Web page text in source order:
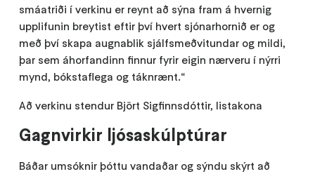
smáatriði í verkinu er reynt að sýna fram á hvernig
upplifunin breytist eftir því hvert sjónarhornið er og
með því skapa augnablik sjálfsmeðvitundar og mildi,
þar sem áhorfandinn finnur fyrir eigin nærveru í nýrri
mynd, bókstaflega og táknrænt.“
Að verkinu stendur Björt Sigfinnsdóttir, listakona
Gagnvirkir ljósaskúlptúrar
Báðar umsóknir þóttu vandaðar og sýndu skýrt að